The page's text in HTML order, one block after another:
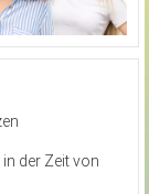
in der Zeit von